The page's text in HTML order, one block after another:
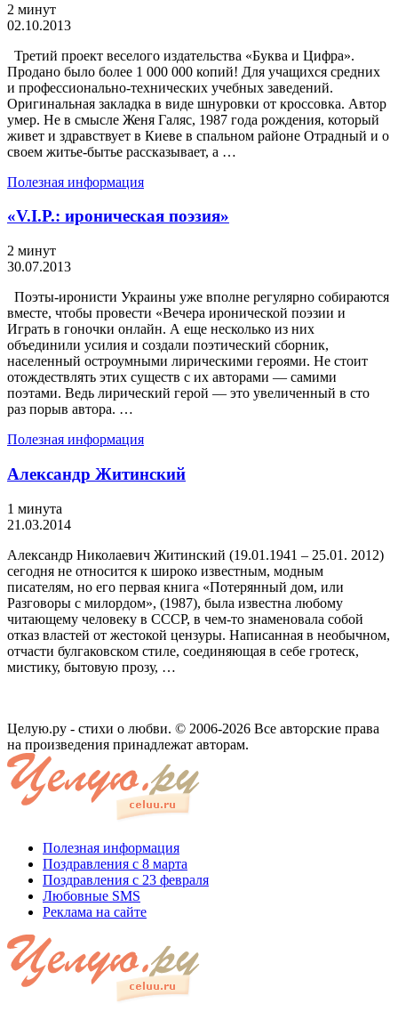
2 минут
02.10.2013
Третий проект веселого издательства «Буква и Цифра».
Продано было более 1 000 000 копий! Для учащихся средних
и профессионально-технических учебных заведений.
Оригинальная закладка в виде шнуровки от кроссовка. Автор
умер. Не в смысле Женя Галяс, 1987 года рождения, который
живет и здравствует в Киеве в спальном районе Отрадный и о
своем житье-бытье рассказывает, а …
Полезная информация
«V.I.P.: ироническая поэзия»
2 минут
30.07.2013
Поэты-иронисти Украины уже вполне регулярно собираются
вместе, чтобы провести «Вечера иронической поэзии и
Играть в гоночки онлайн. А еще несколько из них
объединили усилия и создали поэтический сборник,
населенный остроумными лирическими героями. Не стоит
отождествлять этих существ с их авторами — самими
поэтами. Ведь лирический герой — это увеличенный в сто
раз порыв автора. …
Полезная информация
Александр Житинский
1 минута
21.03.2014
Александр Николаевич Житинский (19.01.1941 – 25.01. 2012)
сегодня не относится к широко известным, модным
писателям, но его первая книга «Потерянный дом, или
Разговоры с милордом», (1987), была известна любому
читающему человеку в СССР, в чем-то знаменовала собой
отказ властей от жестокой цензуры. Написанная в необычном,
отчасти булгаковском стиле, соединяющая в себе гротеск,
мистику, бытовую прозу, …
Целую.ру - стихи о любви. © 2006-2026 Все авторские права
на произведения принадлежат авторам.
Полезная информация
Поздравления с 8 марта
Поздравления с 23 февраля
Любовные SMS
Реклама на сайте